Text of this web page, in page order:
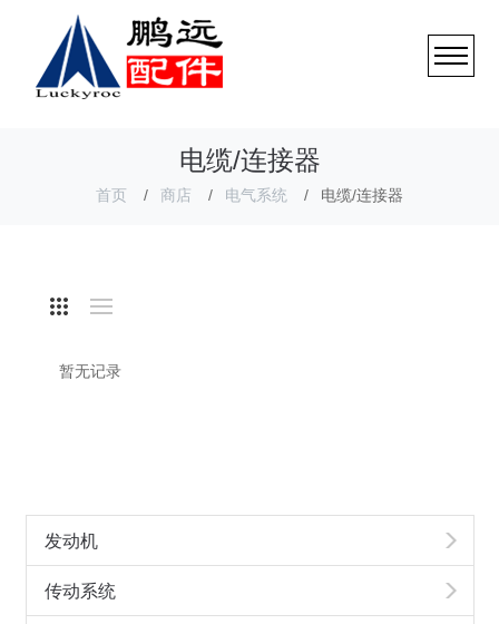
电缆/连接器
首页 商店 电气系统 电缆/连接器
发动机
传动系统
暂无记录